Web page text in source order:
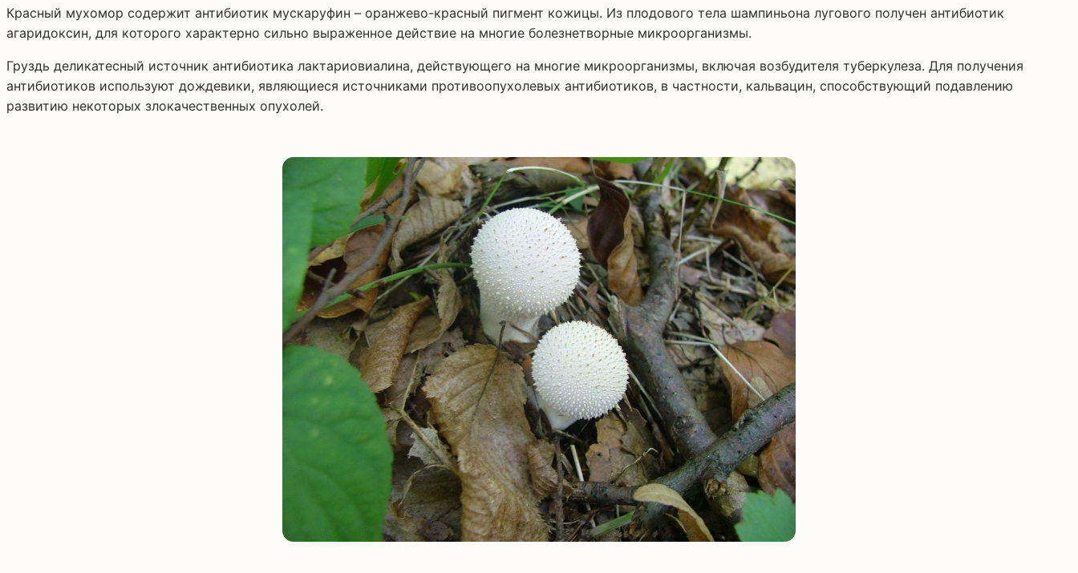
Красный мухомор содержит антибиотик мускаруфин – оранжево-красный пигмент кожицы. Из плодового тела шампиньона лугового получен антибиотик
агаридоксин, для которого характерно сильно выраженное действие на многие болезнетворные микроорганизмы.
Груздь деликатесный источник антибиотика лактариовиалина, действующего на многие микроорганизмы, включая возбудителя туберкулеза. Для получения
антибиотиков используют дождевики, являющиеся источниками противоопухолевых антибиотиков, в частности, кальвацин, способствующий подавлению
развитию некоторых злокачественных опухолей.